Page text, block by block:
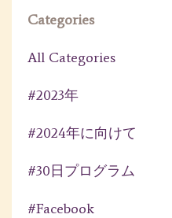
Categories
All Categories
#2023年
#2024年に向けて
#30日プログラム
#facebook